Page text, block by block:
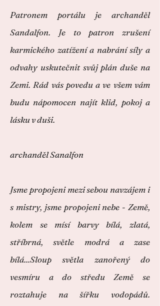
Patronem portálu je archanděl
Sandalfon. Je to patron zrušení
karmického zatížení a nabrání síly a
odvahy uskutečnit svůj plán duše na
Zemi. Rád vás povedu a ve všem vám
budu nápomocen najít klid, pokoj a
lásku v duši.
archanděl Sanalfon
Jsme propojeni mezi sebou navzájem i
s mistry, jsme propojeni nebe - Země,
kolem se mísí barvy bílá, zlatá,
stříbrná, světle modrá a zase
bílá...Sloup světla zanořený do
vesmíru a do středu Země se
roztahuje na šířku vodopádů.